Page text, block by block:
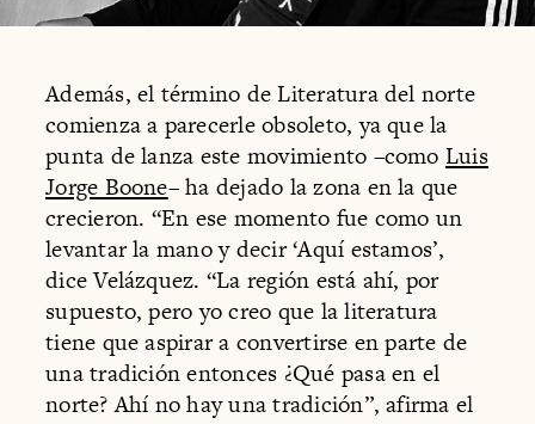
Además, el término de Literatura del norte
comienza a parecerle obsoleto, ya que la
punta de lanza este movimiento –como Luis
Jorge Boone– ha dejado la zona en la que
crecieron. “En ese momento fue como un
levantar la mano y decir ‘Aquí estamos’,
dice Velázquez. “La región está ahí, por
supuesto, pero yo creo que la literatura
tiene que aspirar a convertirse en parte de
una tradición entonces ¿Qué pasa en el
norte? Ahí no hay una tradición”, afirma el